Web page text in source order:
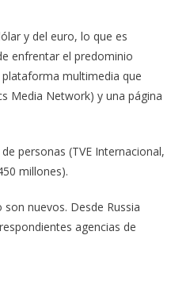
y del euro, lo que es
enfrentar el predominio
multimedia que
Media Network) y una página
personas (TVE Internacional,
millones).
nuevos. Desde Russia
agencias de